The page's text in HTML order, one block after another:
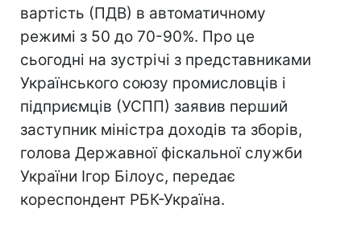
вартість (ПДВ) в автоматичному
режимі з 50 до 70-90%. Про це
сьогодні на зустрічі з представниками
Українського союзу промисловців і
підприємців (УСПП) заявив перший
заступник міністра доходів та зборів,
голова Державної фіскальної служби
України Ігор Білоус, передає
кореспондент РБК-Україна.